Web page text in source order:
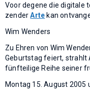
Voor degene die digitale
zenderArtekan
Wim Wenders
Zu Ehren von Wim
Geburtstag feiert, strahlt
fünfteilige Reihe seiner
Montag 15. August 2005